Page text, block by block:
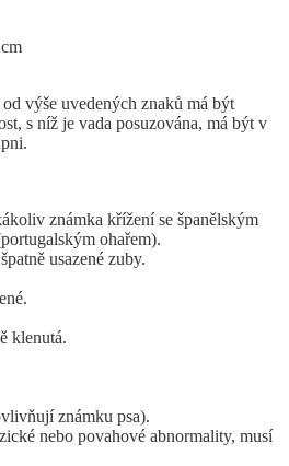
výše uvedených znaků má být
s níž je vada posuzována, má být v
známka křížení se španělským
ohařem).
usazené zuby.
klenutá.
známku psa).
nebo povahové abnormality, musí